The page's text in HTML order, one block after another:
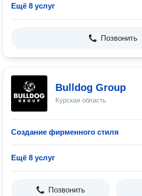
Ещё 8 услуг
Позвонить
Bulldog Group
Курская область
Создание фирменного стиля
Ещё 8 услуг
Позвонить